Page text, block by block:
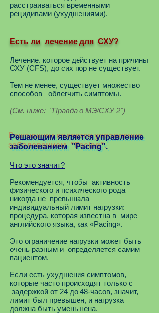
расстраиваться временными
рецидивами (ухудшениями).
Есть ли лечение для СХУ?
Лечение, которое действует на причины
СХУ (CFS), до сих пор не существует.
Тем не менее, существует множество
способов облегчить симптомы.
(См. ниже: "Правда о МЭ/СХУ 2")
Решающим является управление
заболеванием "Pacing".
Что это значит?
Рекомендуется, чтобы активность
физического и психического рода
никогда не превышала
индивидуальный лимит нагрузки:
процедура, которая известна в мире
английского языка, как «Pacing».
Это ограничение нагрузки может быть
очень разным и определяется самим
пациентом.
Если есть ухудшения симптомов,
которые часто происходят только с
задержкой от 24 до 48-часов, значит,
лимит был превышен, и нагрузка
должна быть уменьшена.